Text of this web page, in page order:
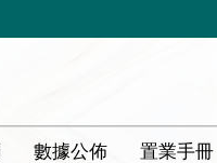
數據公佈 置業手冊